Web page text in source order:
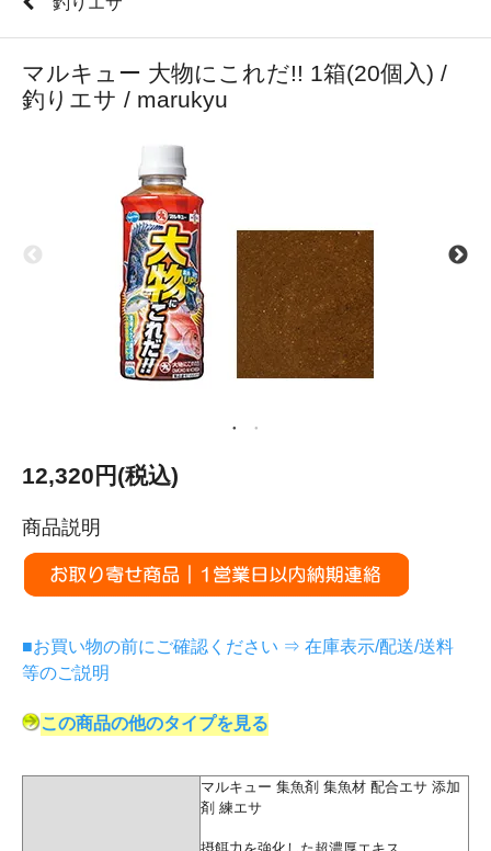
マルキュー 大物にこれだ!! 1箱(20個入) /
釣りエサ / marukyu
12,320円(税込)
商品説明
■お買い物の前にご確認ください ⇒ 在庫表示/配送/送料
等のご説明
この商品の他のタイプを見る
マルキュー 集魚剤 集魚材 配合エサ 添加
剤 練エサ